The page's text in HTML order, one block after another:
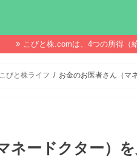
こびと株.comは、4つの所得（
びと株ライフ お金のお医者さん（マ
ネードクター）